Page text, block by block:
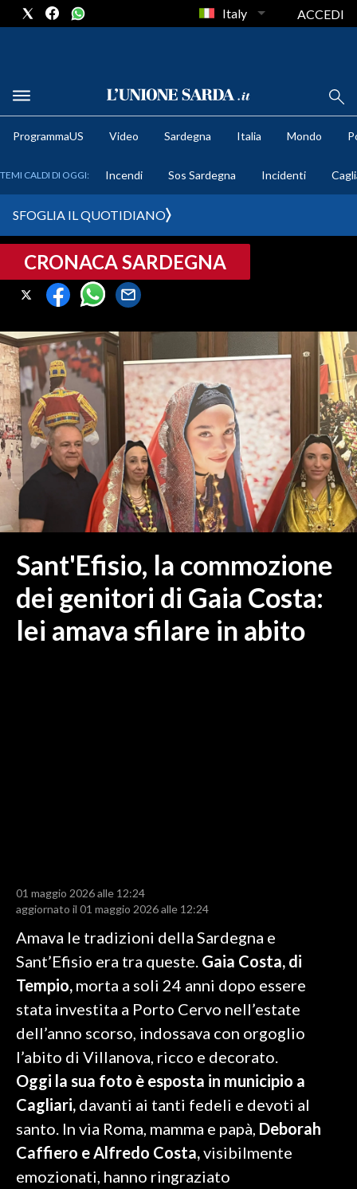
METEO
CRONACA SARDEGNA
CAGLIARI
SULCIS IGLESIENTE
MEDIO CAMPIDANO
ORISTANO E PROVINCIA
SASSARI E PROVINCIA
GALLURA
NUORO E PROVINCIA
OGLIASTRA
AGENDA
ITALIA
MONDO
POLITICA
CALCIO REGIONALE
BASKET
VOLLEY
MOTORI
TENNIS
ALTRI SPORT
CULTURA
SPETTACOLI
GOSSIP
SALUTE
Italy ACCEDI
ProgrammaUS Video Sardegna Italia Mondo
TEMI CALDI DI OGGI: Incendi Sos Sardegna Incidenti
SFOGLIA IL QUOTIDIANO
CRONACA SARDEGNA
Sant'Efisio, la commozione
dei genitori di Gaia Costa:
lei amava sfilare in abito
01 maggio 2026 alle 12:24
aggiornato il 01 maggio 2026 alle 12:24
Amava le tradizioni della Sardegna e
Sant’Efisio era tra queste. Gaia Costa, di
Tempio, morta a soli 24 anni dopo essere
stata investita a Porto Cervo nell’estate
dell’anno scorso, indossava con orgoglio
l’abito di Villanova, ricco e decorato.
Oggi la sua foto è esposta in municipio a
Cagliari, davanti ai tanti fedeli e devoti al
santo. In via Roma, mamma e papà, Deborah
Caffiero e Alfredo Costa,visibilmente
emozionati, hanno ringraziato